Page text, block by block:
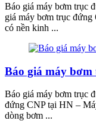
Báo giá máy bơm trục
giá máy bơm trục
có nền kinh ...
Báo giá máy
Báo giá máy bơm trục
đứng CNP tại HN –
dòng bơm ...